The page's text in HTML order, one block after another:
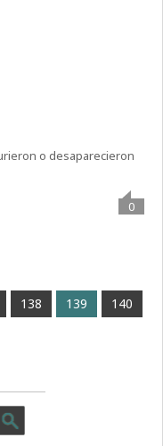
o desaparecieron
0
138 139 140